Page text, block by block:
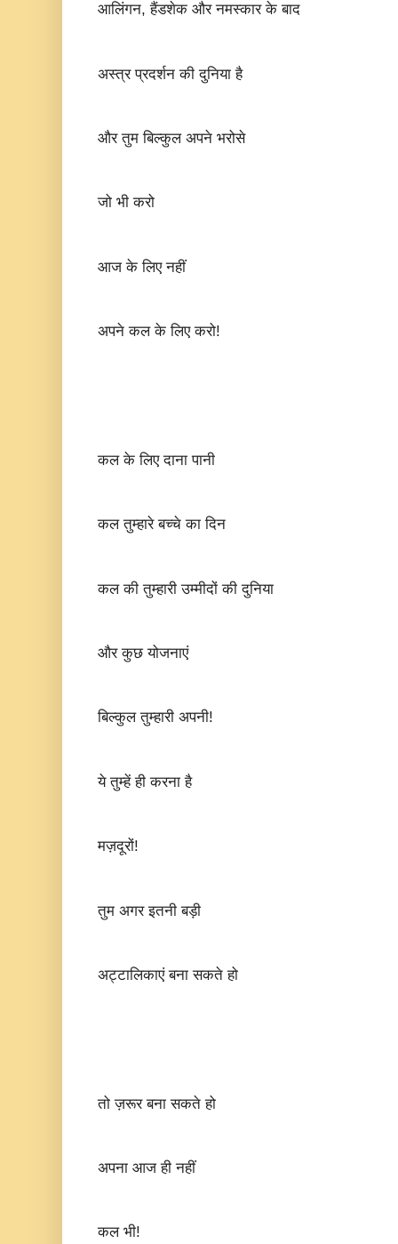
आलिंगन, हैंडशेक और नमस्कार के बाद
अस्त्र प्रदर्शन की दुनिया है
और तुम बिल्कुल अपने भरोसे
जो भी करो
आज के लिए नहीं
अपने कल के लिए करो!
कल के लिए दाना पानी
कल तुम्हारे बच्चे का दिन
कल की तुम्हारी उम्मीदों की दुनिया
और कुछ योजनाएं
बिल्कुल तुम्हारी अपनी!
ये तुम्हें ही करना है
मज़दूरों!
तुम अगर इतनी बड़ी
अट्टालिकाएं बना सकते हो
तो ज़रूर बना सकते हो
अपना आज ही नहीं
कल भी!